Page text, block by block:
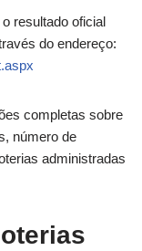
resultado oficial
do endereço:
completas sobre
número de
administradas